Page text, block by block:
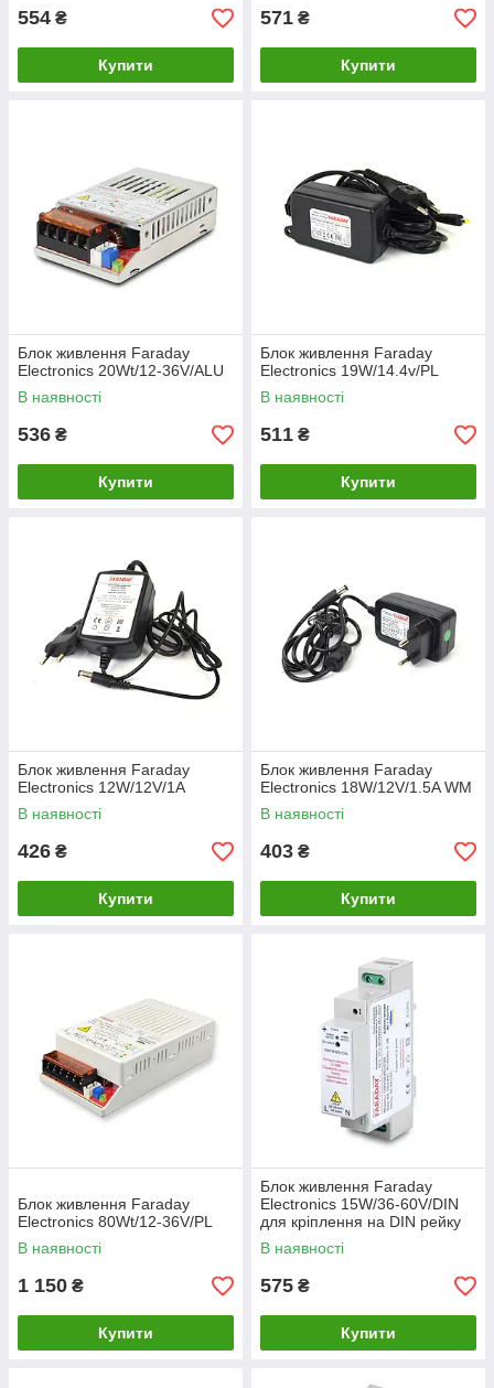
554 ₴
Купити
571 ₴
Купити
Блок живлення Faraday
Electronics 20Wt/12-36V/ALU
В наявності
536 ₴
Купити
Блок живлення Faraday
Electronics 19W/14.4v/PL
В наявності
511 ₴
Купити
Блок живлення Faraday
Electronics 12W/12V/1A
В наявності
426 ₴
Купити
Блок живлення Faraday
Electronics 18W/12V/1.5A WM
В наявності
403 ₴
Купити
Блок живлення Faraday
Electronics 80Wt/12-36V/PL
В наявності
1 150 ₴
Купити
Блок живлення Faraday
Electronics 15W/36-60V/DIN
для кріплення на DIN рейку
В наявності
575 ₴
Купити